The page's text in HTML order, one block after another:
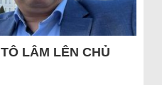
LÂM LÊN CHỦ